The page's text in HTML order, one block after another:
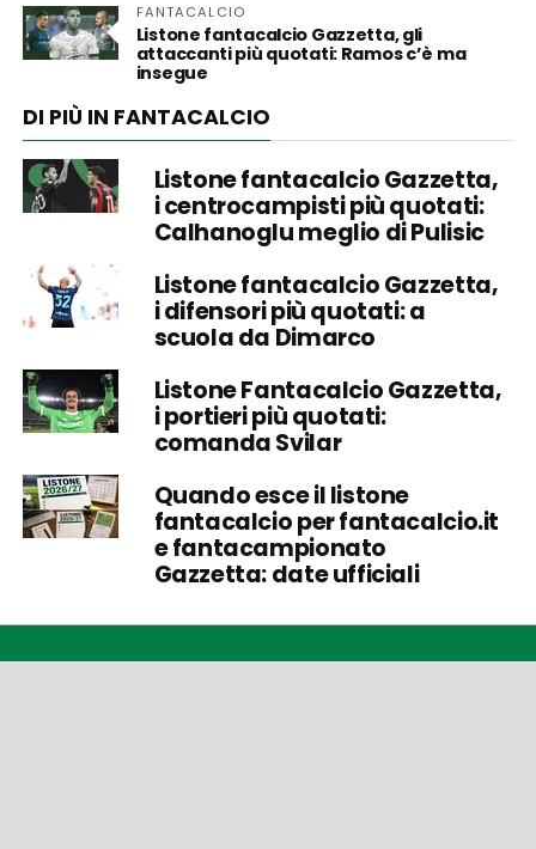
FANTACALCIO
Listone fantacalcio Gazzetta, gli
attaccanti più quotati: Ramos c’è ma
insegue
DI PIÙ IN FANTACALCIO
Listone fantacalcio Gazzetta,
i centrocampisti più quotati:
Calhanoglu meglio di Pulisic
Listone fantacalcio Gazzetta,
i difensori più quotati: a
scuola da Dimarco
Listone Fantacalcio Gazzetta,
i portieri più quotati:
comanda Svilar
Quando esce il listone
fantacalcio per fantacalcio.it
e fantacampionato
Gazzetta: date ufficiali